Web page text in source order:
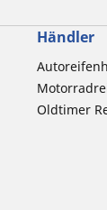
Händler
Oldtimer